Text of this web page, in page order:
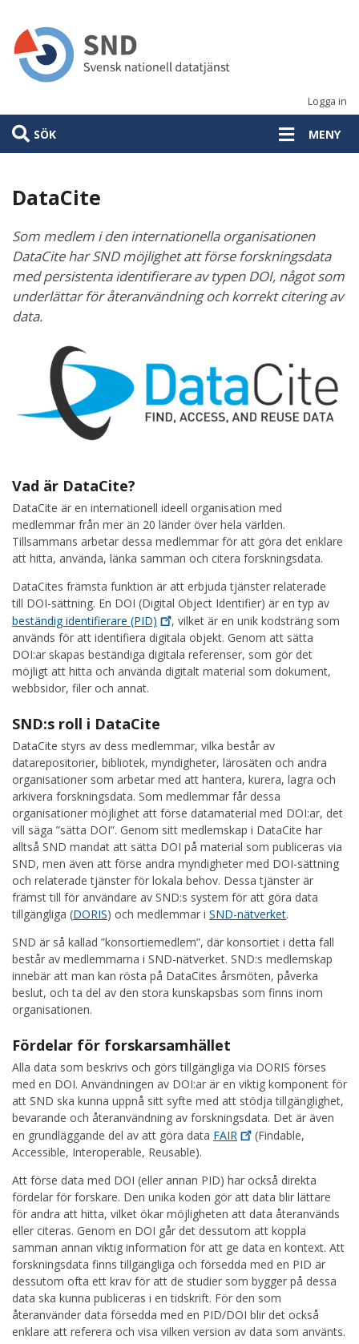
huvudinnehåll
Logga in
SÖK MENY
DataCite
Som medlem i den internationella organisationen
DataCite har SND möjlighet att förse forskningsdata
med persistenta identifierare av typen DOI, något som
underlättar för återanvändning och korrekt citering av
data.
Vad är DataCite?
DataCite är en internationell ideell organisation med
medlemmar från mer än 20 länder över hela världen.
Tillsammans arbetar dessa medlemmar för att göra det enklare
att hitta, använda, länka samman och citera forskningsdata.
DataCites främsta funktion är att erbjuda tjänster relaterade
till DOI-sättning. En DOI (Digital Object Identifier) är en typ av
beständig identifierare (PID)
, vilket är en unik kodsträng som
används för att identifiera digitala objekt. Genom att sätta
DOI:ar skapas beständiga digitala referenser, som gör det
möjligt att hitta och använda digitalt material som dokument,
webbsidor, filer och annat.
SND:s roll i DataCite
DataCite styrs av dess medlemmar, vilka består av
datarepositorier, bibliotek, myndigheter, lärosäten och andra
organisationer som arbetar med att hantera, kurera, lagra och
arkivera forskningsdata. Som medlemmar får dessa
organisationer möjlighet att förse datamaterial med DOI:ar, det
vill säga ”sätta DOI”. Genom sitt medlemskap i DataCite har
alltså SND mandat att sätta DOI på material som publiceras via
SND, men även att förse andra myndigheter med DOI-sättning
och relaterade tjänster för lokala behov. Dessa tjänster är
främst till för användare av SND:s system för att göra data
tillgängliga (DORIS) och medlemmar i SND-nätverket.
SND är så kallad ”konsortiemedlem”, där konsortiet i detta fall
består av medlemmarna i SND-nätverket. SND:s medlemskap
innebär att man kan rösta på DataCites årsmöten, påverka
beslut, och ta del av den stora kunskapsbas som finns inom
organisationen.
Fördelar för forskarsamhället
Alla data som beskrivs och görs tillgängliga via DORIS förses
med en DOI. Användningen av DOI:ar är en viktig komponent för
att SND ska kunna uppnå sitt syfte med att stödja tillgänglighet,
bevarande och återanvändning av forskningsdata. Det är även
en grundläggande del av att göra data FAIR
(Findable,
Accessible, Interoperable, Reusable).
Att förse data med DOI (eller annan PID) har också direkta
fördelar för forskare. Den unika koden gör att data blir lättare
för andra att hitta, vilket ökar möjligheten att data återanvänds
eller citeras. Genom en DOI går det dessutom att koppla
samman annan viktig information för att ge data en kontext. Att
forskningsdata finns tillgängliga och försedda med en PID är
dessutom ofta ett krav för att de studier som bygger på dessa
data ska kunna publiceras i en tidskrift. För den som
återanvänder data försedda med en PID/DOI blir det också
enklare att referera och visa vilken version av data som använts.